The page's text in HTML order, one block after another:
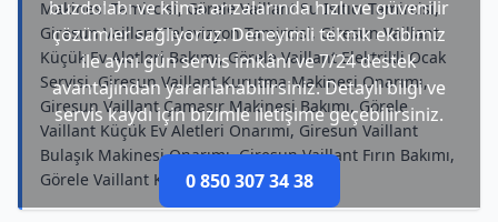
buzdolabı ve klima arızalarında hızlı ve güvenilir
çözümler sağlıyoruz. Deneyimli teknik ekibimiz
ile aynı gün servis imkânı ve 7/24 destek
avantajından yararlanabilirsiniz. Detaylı bilgi ve
servis kaydı için bizimle iletişime geçebilirsiniz.
0 850 307 34 38
Makinesi Tamircisi, Görele Vaillant Su Isıtıcı Tamircisi,
Giresun Vaillant Televizyon Tamircisi, Giresun Vaillant
Küçük Ev Aletleri Bakımı, Görele Vaillant Elektrikli Ocak
Servisi, Giresun Vaillant Kurutma Makinesi Onarımı,
Giresun Vaillant Çamaşır Makinesi Bakımı, Görele
Vaillant Küçük Ev Aletleri Onarımı, Giresun Vaillant
Bulaşık Makinesi Onarımı, Giresun Vaillant Fırın Bakımı,
Görele Vaillant Klima Onarımı